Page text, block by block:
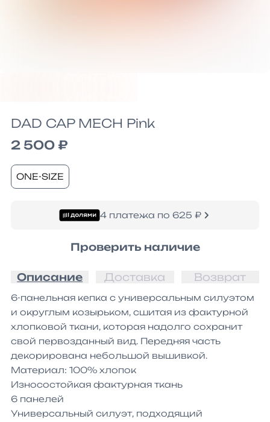
DAD CAP MECH Pink
2 500 ₽
ONE-SIZE
4 платежа по 625 ₽
Проверить наличие
Описание Доставка Возврат
6-панельная кепка с универсальным силуэтом
и округлым козырьком, сшитая из фактурной
хлопковой ткани, которая надолго сохранит
свой первозданный вид. Передняя часть
декорирована небольшой вышивкой.
Материал: 100% хлопок
Износостойкая фактурная ткань
6 панелей
Универсальный силуэт, подходящий